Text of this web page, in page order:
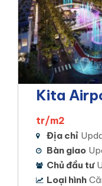
Kita
tr/m2
Địa chỉ
Bàn giao
Chủ đầu tư
Loại hình